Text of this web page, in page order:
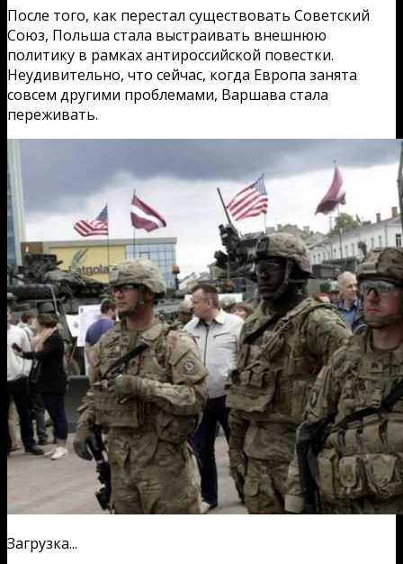
После того, как перестал существовать Советский
Союз, Польша стала выстраивать внешнюю
политику в рамках антироссийской повестки.
Неудивительно, что сейчас, когда Европа занята
совсем другими проблемами, Варшава стала
переживать.
Загрузка...